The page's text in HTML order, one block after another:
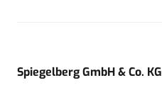
Spiegelberg GmbH & Co. KG